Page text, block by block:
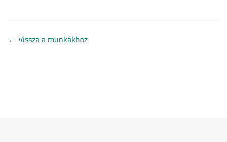
← Vissza a munkákhoz